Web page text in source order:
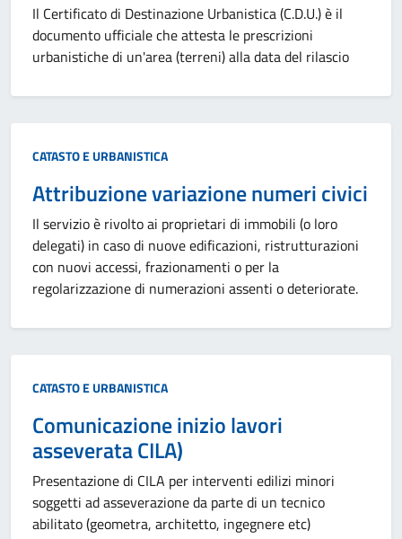
Il Certificato di Destinazione Urbanistica (C.D.U.) è il
documento ufficiale che attesta le prescrizioni
urbanistiche di un'area (terreni) alla data del rilascio
Categoria:
CATASTO E URBANISTICA
Attribuzione variazione numeri civici
Il servizio è rivolto ai proprietari di immobili (o loro
delegati) in caso di nuove edificazioni, ristrutturazioni
con nuovi accessi, frazionamenti o per la
regolarizzazione di numerazioni assenti o deteriorate.
Categoria:
CATASTO E URBANISTICA
Comunicazione inizio lavori
asseverata CILA)
Presentazione di CILA per interventi edilizi minori
soggetti ad asseverazione da parte di un tecnico
abilitato (geometra, architetto, ingegnere etc)